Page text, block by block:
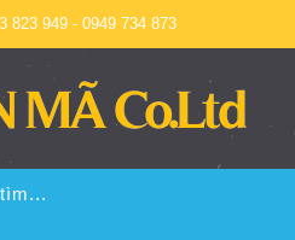
823 949 - 0949 734 873